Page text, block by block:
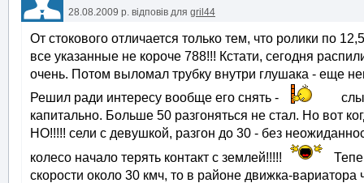
28.08.2009 р. відповів для gril44
От стокового отличается только тем, что ролики по
все указанные не короче 788!!! Кстати, сегодня
очень. Потом выломал трубку внутри глушака - еще
Решил ради интересу вообще его снять -
капитально. Больше 50 разгоняться не стал. Но вот
НО!!!!! сели с девушкой, разгон до 30 - без
колесо начало терять контакт с землей!!!!!
скорости около 30 кмч, то в районе движка-